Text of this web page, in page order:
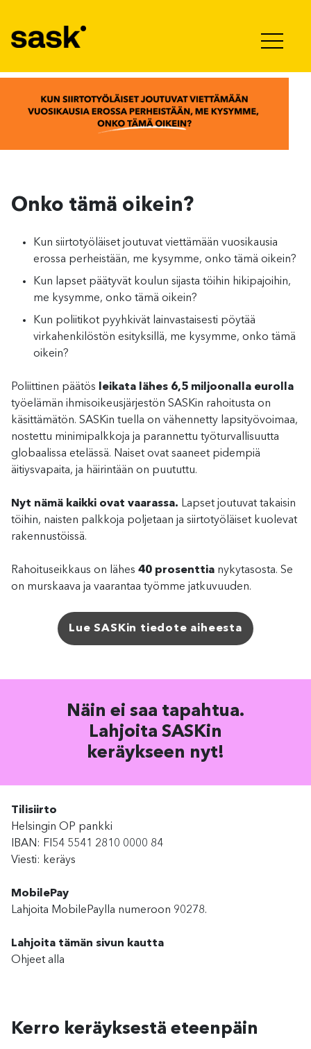
Onko tämä oikein?
Kun siirtotyöläiset joutuvat viettämään vuosikausia
erossa perheistään, me kysymme, onko tämä oikein?
Kun lapset päätyvät koulun sijasta töihin hikipajoihin,
me kysymme, onko tämä oikein?
Kun poliitikot pyyhkivät lainvastaisesti pöytää
virkahenkilöstön esityksillä, me kysymme, onko tämä
oikein?
Poliittinen päätös
leikata lähes 6,5 miljoonalla eurolla
työelämän ihmisoikeusjärjestön SASKin rahoitusta on
käsittämätön. SASKin tuella on vähennetty lapsityövoimaa,
nostettu minimipalkkoja ja parannettu työturvallisuutta
globaalissa etelässä. Naiset ovat saaneet pidempiä
äitiysvapaita, ja häirintään on puututtu.
Nyt nämä kaikki ovat vaarassa. Lapset joutuvat takaisin
töihin, naisten palkkoja poljetaan ja siirtotyöläiset kuolevat
rakennustöissä.
Rahoituseikkaus on lähes 40 prosenttia nykytasosta. Se
on murskaava ja vaarantaa työmme jatkuvuuden.
Lue SASKin tiedote aiheesta
Näin ei saa tapahtua.
Lahjoita SASKin
keräykseen nyt!
Tilisiirto
Helsingin OP pankki
IBAN: FI54 5541 2810 0000 84
Viesti: keräys
MobilePay
Lahjoita MobilePaylla numeroon 90278.
Lahjoita tämän sivun kautta
Ohjeet alla
Kerro keräyksestä eteenpäin